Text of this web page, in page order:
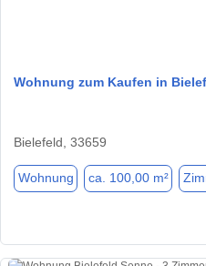
Wohnung zum Kaufen in
Bielefeld, 33659
Wohnung ca. 100,00 m²